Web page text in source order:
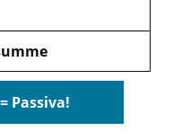
Passiva!